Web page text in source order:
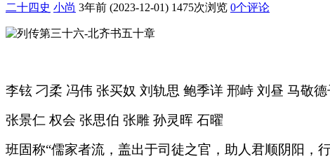
二十四史 小尚 3年前 (2023-12-01) 1475次浏览 0个评论
李铉 刁柔 冯伟 张买奴 刘轨思 鲍季详 邢峙 刘昼 马敬
张景仁 权会 张思伯 张雕 孙灵晖 石曜
班固称“儒家者流，盖出于司徒之官，助人君顺阴阳，